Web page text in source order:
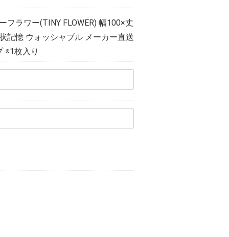
フラワー(TINY FLOWER) 幅100×丈
記憶 ウォッシャブル メーカー直送
※1枚入り